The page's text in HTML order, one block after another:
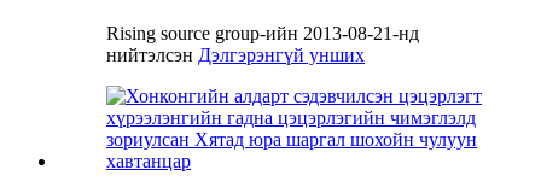
Rising source group-ийн 2013-08-21-нд
нийтэлсэн Дэлгэрэнгүй унших